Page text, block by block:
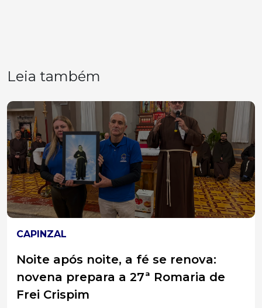
Leia também
CAPINZAL
Noite após noite, a fé se renova:
novena prepara a 27ª Romaria de
Frei Crispim